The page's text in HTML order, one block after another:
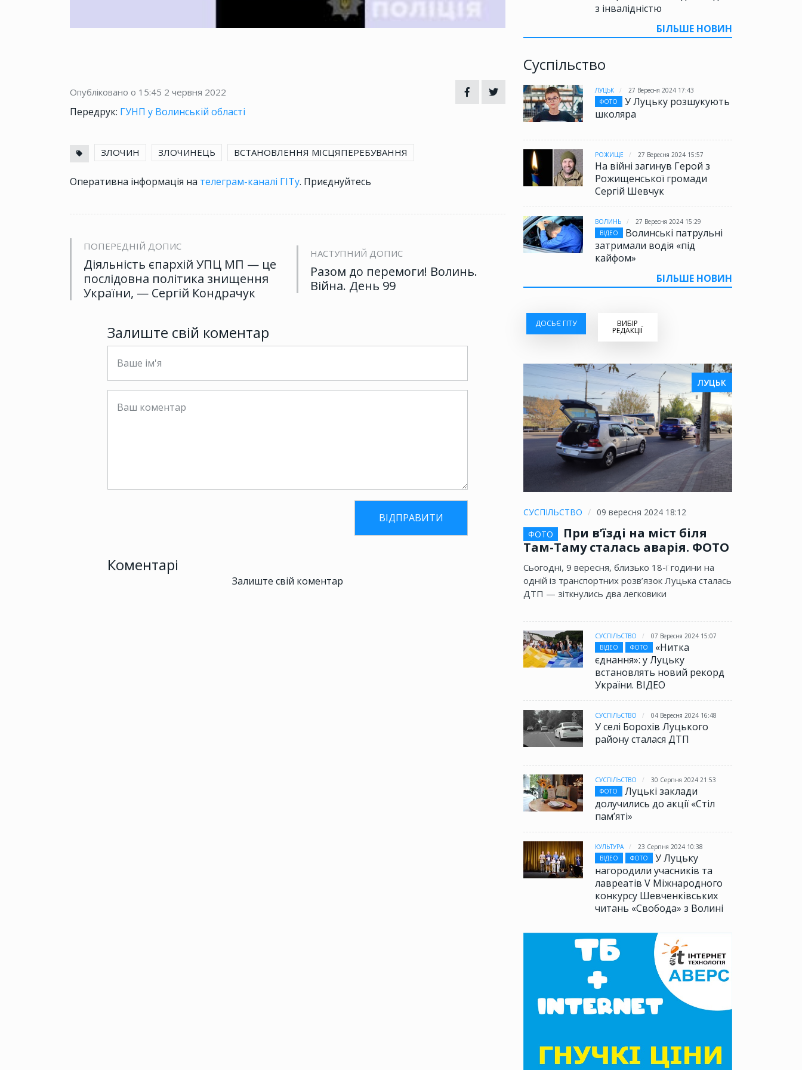
з інвалідністю
БІЛЬШЕ НОВИН
Суспільство
ЛУЦЬК
27 Вересня 2024 17:43
ФОТО
У Луцьку розшукують
школяра
РОЖИЩЕ 27 Вересня 2024 15:57
На війні загинув Герой з
Рожищенської громади
Сергій Шевчук
ВОЛИНЬ
27 Вересня 2024 15:29
ВІДЕО
Волинські патрульні
затримали водія «під
кайфом»
БІЛЬШЕ НОВИН
ДОСЬЄ ГІТУ ВИБІР
РЕДАКЦІЇ
ЛУЦЬК
СУСПІЛЬСТВО
09 вересня 2024 18:12
ФОТО
При в’їзді на міст біля
Там-Таму сталась аварія. ФОТО
Сьогодні, 9 вересня, близько 18-ї години на
одній із транспортних розв’язок Луцька сталась
ДТП — зіткнулись два легковики
СУСПІЛЬСТВО
07 Вересня 2024 15:07
ВІДЕО
ФОТО
«Нитка
єднання»: у Луцьку
встановлять новий рекорд
України. ВІДЕО
СУСПІЛЬСТВО 04 Вересня 2024 16:48
У селі Борохів Луцького
району сталася ДТП
СУСПІЛЬСТВО
30 Серпня 2024 21:53
ФОТО
Луцькі заклади
долучились до акції «Стіл
памʼяті»
КУЛЬТУРА
23 Серпня 2024 10:38
ВІДЕО
ФОТО
У Луцьку
нагородили учасників та
лавреатів V Міжнародного
конкурсу Шевченківських
читань «Свобода» з Волині
Опубліковано о 15:45 2 червня 2022
Передрук: ГУНП у Волинській області
ЗЛОЧИН ЗЛОЧИНЕЦЬ ВСТАНОВЛЕННЯ МІСЦЯПЕРЕБУВАННЯ
Оперативна інформація на телеграм-каналі ГІТу. Приєднуйтесь
ПОПЕРЕДНІЙ ДОПИС
Діяльність єпархій УПЦ МП — це
послідовна політика знищення
України, — Сергій Кондрачук
НАСТУПНИЙ ДОПИС
Разом до перемоги! Волинь.
Війна. День 99
Залиште свій коментар
Коментарі
Залиште свій коментар